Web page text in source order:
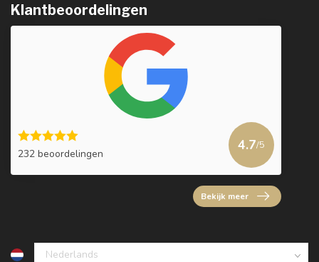
Klantbeoordelingen
232 beoordelingen
4.7/5
Bekijk meer